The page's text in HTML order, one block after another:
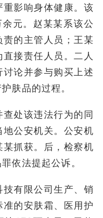
影响身体健康。该
元。赵某某系该公
的主管人员；王某
接责任人员。二人
论并参与购买上述
肤品的过程。
处该违法行为的同
公安机关。公安机
抓获。后，检察机
依法提起公诉。
有限公司生产、销
的安肤霜、医用护